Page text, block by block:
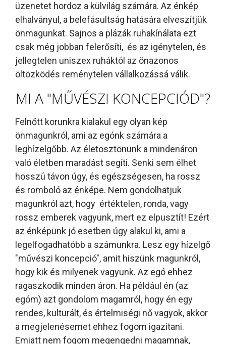
üzenetet hordoz a külvilág számára. Az énkép
elhalványul, a belefásultság hatására elveszítjük
önmagunkat. Sajnos a plázák ruhakínálata ezt
csak még jobban felerősíti, és az igénytelen, és
jellegtelen uniszex ruháktól az önazonos
öltözködés reménytelen vállalkozássá válik.
MI A "MŰVÉSZI KONCEPCIÓD"?
Felnőtt korunkra kialakul egy olyan kép
önmagunkról, ami az egónk számára a
leghízelgőbb. Az életösztönünk a mindenáron
való életben maradást segíti. Senki sem élhet
hosszú távon úgy, és egészségesen, ha rossz
és romboló az énképe. Nem gondolhatjuk
magunkról azt, hogy értéktelen, ronda, vagy
rossz emberek vagyunk, mert ez elpusztít! Ezért
az énképünk jó esetben úgy alakul ki, ami a
legelfogadhatóbb a számunkra. Lesz egy hízelgő
"művészi koncepció", amit hiszünk magunkról,
hogy kik és milyenek vagyunk. Az egó ehhez
ragaszkodik minden áron. Ha például én (az
egóm) azt gondolom magamról, hogy én egy
rendes, kulturált, és értelmiségi nő vagyok, akkor
a megjelenésemet ehhez fogom igazítani.
Emiatt nem fogom megengedni magamnak,